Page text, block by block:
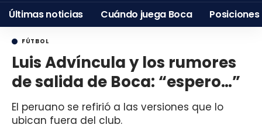
Últimas noticias Cuándo juega Boca Posiciones
FÚTBOL
Luis Advíncula y los rumores
de salida de Boca: “espero…”
El peruano se refirió a las versiones que lo
ubican fuera del club.